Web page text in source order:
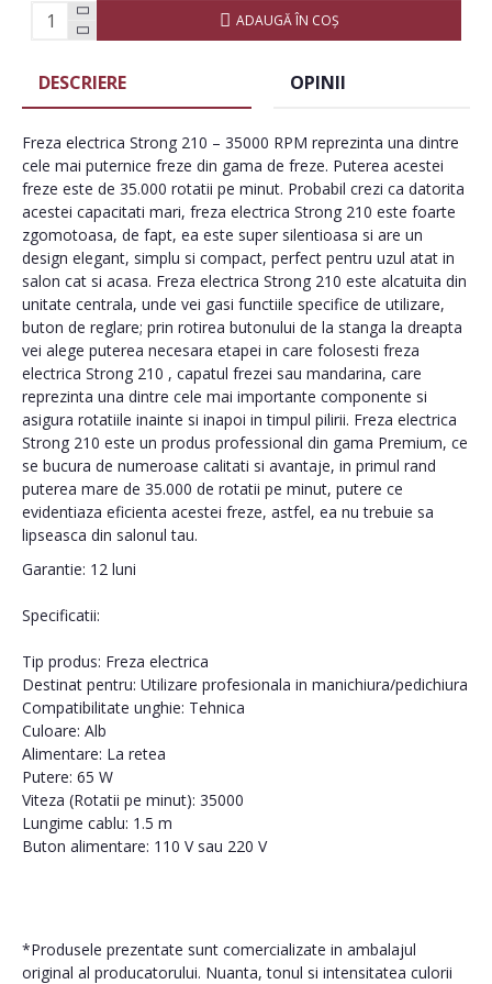
ADAUGĂ ÎN COŞ
DESCRIERE OPINII
Freza electrica Strong 210 – 35000 RPM reprezinta una dintre
cele mai puternice freze din gama de freze. Puterea acestei
freze este de 35.000 rotatii pe minut. Probabil crezi ca datorita
acestei capacitati mari, freza electrica Strong 210 este foarte
zgomotoasa, de fapt, ea este super silentioasa si are un
design elegant, simplu si compact, perfect pentru uzul atat in
salon cat si acasa. Freza electrica Strong 210 este alcatuita din
unitate centrala, unde vei gasi functiile specifice de utilizare,
buton de reglare; prin rotirea butonului de la stanga la dreapta
vei alege puterea necesara etapei in care folosesti freza
electrica Strong 210 , capatul frezei sau mandarina, care
reprezinta una dintre cele mai importante componente si
asigura rotatiile inainte si inapoi in timpul pilirii. Freza electrica
Strong 210 este un produs professional din gama Premium, ce
se bucura de numeroase calitati si avantaje, in primul rand
puterea mare de 35.000 de rotatii pe minut, putere ce
evidentiaza eficienta acestei freze, astfel, ea nu trebuie sa
lipseasca din salonul tau.
Garantie: 12 luni
Specificatii:
Tip produs: Freza electrica
Destinat pentru: Utilizare profesionala in manichiura/pedichiura
Compatibilitate unghie: Tehnica
Culoare: Alb
Alimentare: La retea
Putere: 65 W
Viteza (Rotatii pe minut): 35000
Lungime cablu: 1.5 m
Buton alimentare: 110 V sau 220 V
*Produsele prezentate sunt comercializate in ambalajul
original al producatorului. Nuanta, tonul si intensitatea culorii